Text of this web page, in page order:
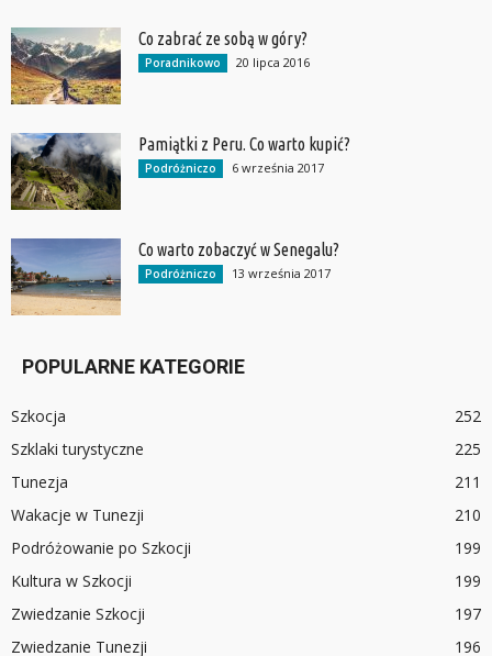
Co zabrać ze sobą w góry?
Poradnikowo 20 lipca 2016
Pamiątki z Peru. Co warto kupić?
Podróżniczo 6 września 2017
Co warto zobaczyć w Senegalu?
Podróżniczo 13 września 2017
POPULARNE KATEGORIE
Szkocja
252
Szklaki turystyczne
225
Tunezja
211
Wakacje w Tunezji
210
Podróżowanie po Szkocji
199
Kultura w Szkocji
199
Zwiedzanie Szkocji
197
Zwiedzanie Tunezji
196